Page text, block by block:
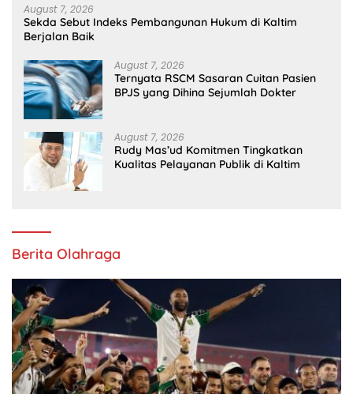
August 7, 2026
Sekda Sebut Indeks Pembangunan Hukum di Kaltim
Berjalan Baik
August 7, 2026
Ternyata RSCM Sasaran Cuitan Pasien
BPJS yang Dihina Sejumlah Dokter
August 7, 2026
Rudy Mas’ud Komitmen Tingkatkan
Kualitas Pelayanan Publik di Kaltim
Berita Olahraga